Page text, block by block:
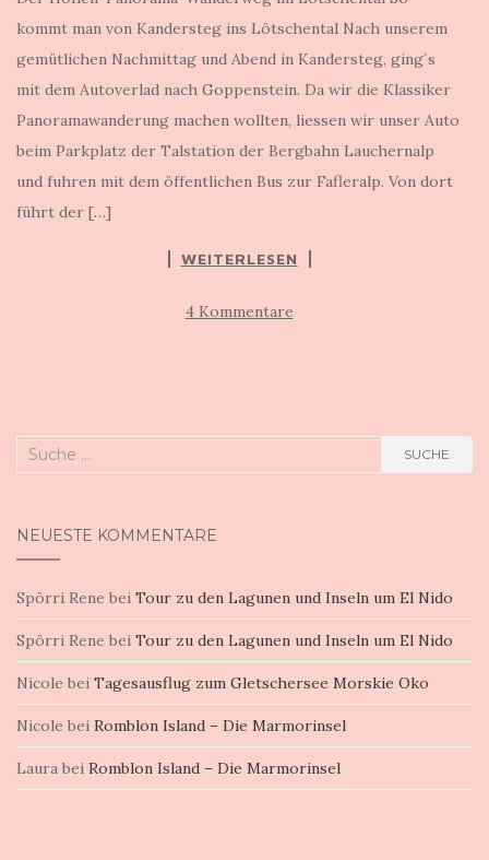
kommt man von Kandersteg ins Lötschental Nach unserem
gemütlichen Nachmittag und Abend in Kandersteg, ging`s
mit dem Autoverlad nach Goppenstein. Da wir die Klassiker
Panoramawanderung machen wollten, liessen wir unser Auto
beim Parkplatz der Talstation der Bergbahn Lauchernalp
und fuhren mit dem öffentlichen Bus zur Fafleralp. Von dort
führt der […]
WEITERLESEN
4 Kommentare
Suche
SUCHE
NEUESTE KOMMENTARE
Spörri Rene bei Tour zu den Lagunen und Inseln um El Nido
Spörri Rene bei Tour zu den Lagunen und Inseln um El Nido
Nicole bei Tagesausflug zum Gletschersee Morskie Oko
Nicole bei Romblon Island – Die Marmorinsel
Laura bei Romblon Island – Die Marmorinsel